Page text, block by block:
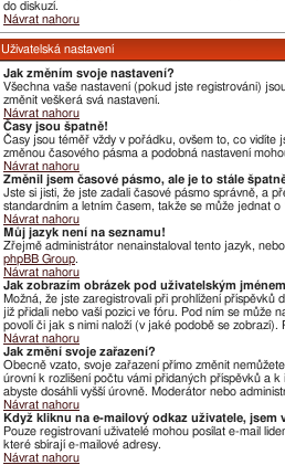
do diskuzí.
Návrat nahoru
Uživatelská nastavení
Jak změním svoje nastavení?
Všechna vaše nastavení (pokud jste registrováni)
změnit veškerá svá nastavení.
Návrat nahoru
Časy jsou špatně!
Časy jsou téměř vždy v pořádku, ovšem to, co vidíte
změnou časového pásma a podobná nastavení
Návrat nahoru
Změnil jsem časové pásmo, ale je to stále
Jste si jisti, že jste zadali časové pásmo správně, a
standardním a letním časem, takže se může jednat
Návrat nahoru
Můj jazyk není na seznamu!
Zřejmě administrátor nenainstaloval tento jazyk,
phpBB Group.
Návrat nahoru
Jak zobrazím obrázek pod uživatelským
Možná, že jste zaregistrovali při prohlížení
již přidali nebo vaší pozici ve fóru. Pod ním se může
povolí či jak s nimi naloží (v jaké podobě se
Návrat nahoru
Jak změní svoje zařazení?
Obecně vzato, svoje zařazení přímo změnit
úrovní k rozlišení počtu vámi přidaných příspěvků a
abyste dosáhli vyšší úrovně. Moderátor nebo
Návrat nahoru
Když kliknu na e-mailový odkaz uživatele, jsem
Pouze registrovaní uživatelé mohou posílat e-mail
které sbírají e-mailové adresy.
Návrat nahoru